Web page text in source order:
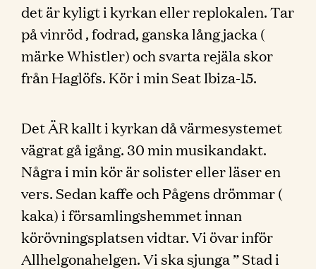
det är kyligt i kyrkan eller replokalen. Tar
på vinröd , fodrad, ganska lång jacka (
märke Whistler) och svarta rejäla skor
från Haglöfs. Kör i min Seat Ibiza-15.
Det ÄR kallt i kyrkan då värmesystemet
vägrat gå igång. 30 min musikandakt.
Några i min kör är solister eller läser en
vers. Sedan kaffe och Pågens drömmar (
kaka) i församlingshemmet innan
körövningsplatsen vidtar. Vi övar inför
Allhelgonahelgen. Vi ska sjunga ” Stad i